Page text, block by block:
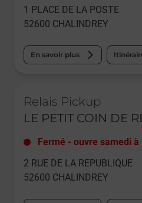
1 PLACE DE LA POSTE
52600 CHALINDREY
En savoir plus
Relais Pickup
LE PETIT COIN DE
Fermé - ouvre samedi à
2 RUE DE LA REPUBLIQUE
52600 CHALINDREY